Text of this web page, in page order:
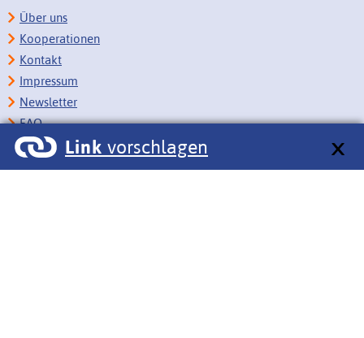
Link vorschlagen
Über uns
Kooperationen
Kontakt
Impressum
Newsletter
FAQ
Copyright